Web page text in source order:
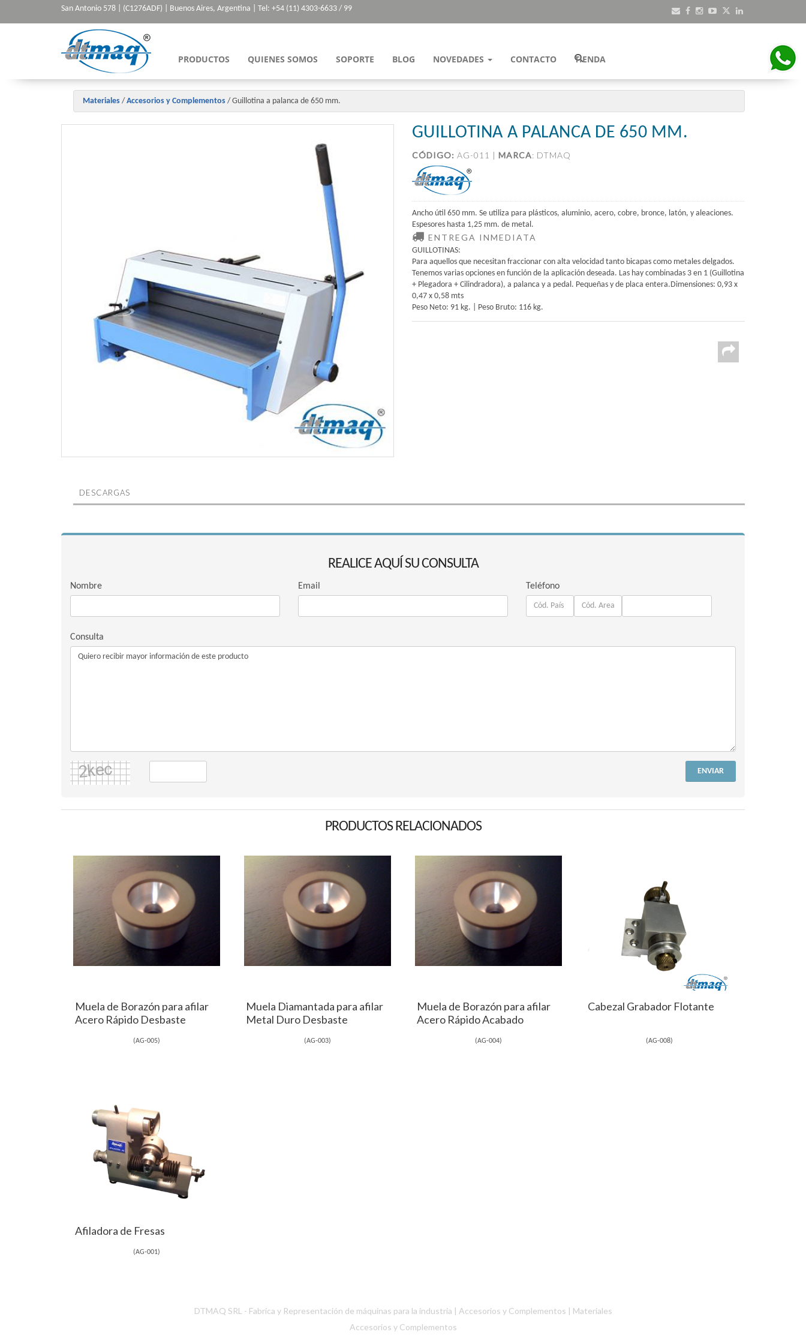
San Antonio 578 | (C1276ADF) | Buenos Aires, Argentina | Tel: +54 (11) 4303-6633 / 99
PRODUCTOS QUIENES SOMOS SOPORTE BLOG NOVEDADES CONTACTO TIENDA
Materiales / Accesorios y Complementos / Guillotina a palanca de 650 mm.
GUILLOTINA A PALANCA DE 650 MM.
CÓDIGO: AG-011 | MARCA: DTMAQ
Ancho útil 650 mm. Se utiliza para plásticos, aluminio, acero, cobre, bronce, latón, y aleaciones.
Espesores hasta 1,25 mm. de metal.
ENTREGA INMEDIATA
GUILLOTINAS:
Para aquellos que necesitan fraccionar con alta velocidad tanto bicapas como metales delgados.
Tenemos varias opciones en función de la aplicación deseada. Las hay combinadas 3 en 1 (Guillotina
+ Plegadora + Cilindradora), a palanca y a pedal. Pequeñas y de placa entera.Dimensiones: 0,93 x
0,47 x 0,58 mts
Peso Neto: 91 kg. | Peso Bruto: 116 kg.
DESCARGAS
REALICE AQUÍ SU CONSULTA
Nombre Email Teléfono
Consulta
ENVIAR
PRODUCTOS RELACIONADOS
Muela de Borazón para afilar
Acero Rápido Desbaste
(AG-005)
Muela Diamantada para afilar
Metal Duro Desbaste
(AG-003)
Muela de Borazón para afilar
Acero Rápido Acabado
(AG-004)
Cabezal Grabador Flotante
(AG-008)
Afiladora de Fresas
(AG-001)
DTMAQ SRL - Fabrica y Representación de máquinas para la industria | Accesorios y Complementos | Materiales
Accesorios y Complementos